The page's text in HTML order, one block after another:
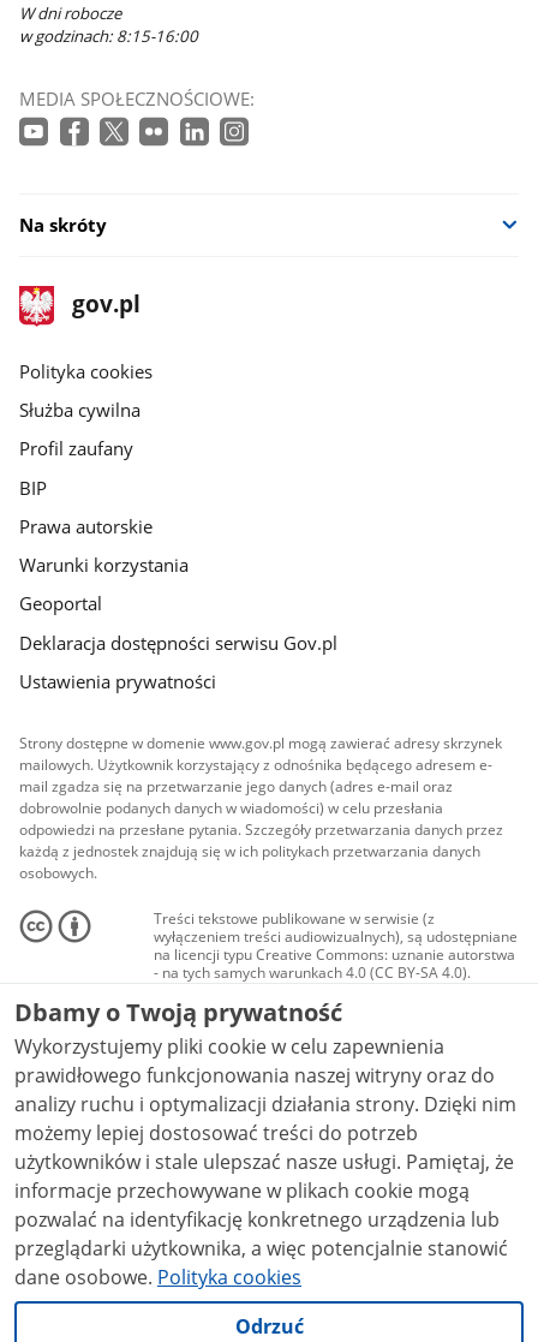
W dni robocze
w godzinach: 8:15-16:00
MEDIA SPOŁECZNOŚCIOWE:
Na skróty
stopka
gov.pl
Strona
gov.pl
gov.pl
Polityka cookies
Służba cywilna
Profil zaufany
BIP
Prawa autorskie
Warunki korzystania
Geoportal
Deklaracja dostępności serwisu Gov.pl
Ustawienia prywatności
Strony dostępne w domenie www.gov.pl mogą zawierać adresy skrzynek
mailowych. Użytkownik korzystający z odnośnika będącego adresem e-
mail zgadza się na przetwarzanie jego danych (adres e-mail oraz
dobrowolnie podanych danych w wiadomości) w celu przesłania
odpowiedzi na przesłane pytania. Szczegóły przetwarzania danych przez
każdą z jednostek znajdują się w ich politykach przetwarzania danych
osobowych.
Treści tekstowe publikowane w serwisie (z
wyłączeniem treści audiowizualnych), są udostępniane
na licencji typu Creative Commons: uznanie autorstwa
- na tych samych warunkach 4.0 (CC BY-SA 4.0).
Materiały audiowizualne, w tym zdjęcia, materiały
audio i wideo, są udostępniane na licencji typu
Creative Commons: uznanie autorstwa użycie
niekomercyjne - bez utworów zależnych 4.0 (CC BY-
NC-ND 4.0), o ile nie jest to stwierdzone inaczej.
Dbamy o Twoją prywatność
Wykorzystujemy pliki cookie w celu zapewnienia
prawidłowego funkcjonowania naszej witryny oraz do
analizy ruchu i optymalizacji działania strony. Dzięki nim
możemy lepiej dostosować treści do potrzeb
użytkowników i stale ulepszać nasze usługi. Pamiętaj, że
informacje przechowywane w plikach cookie mogą
pozwalać na identyfikację konkretnego urządzenia lub
przeglądarki użytkownika, a więc potencjalnie stanowić
dane osobowe. Polityka cookies
Odrzuć